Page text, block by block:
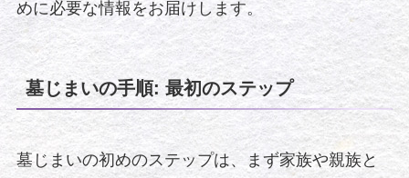
めに必要な情報をお届けします。
墓じまいの手順: 最初のステップ
墓じまいの初めのステップは、まず家族や親族と